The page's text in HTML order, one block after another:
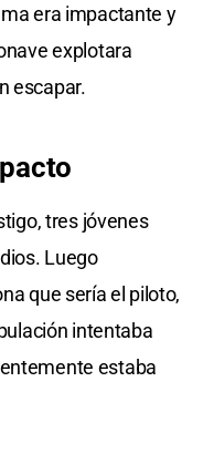
era impactante y
explotara
escapar.
tres jóvenes
Luego
que sería el piloto,
intentaba
estaba